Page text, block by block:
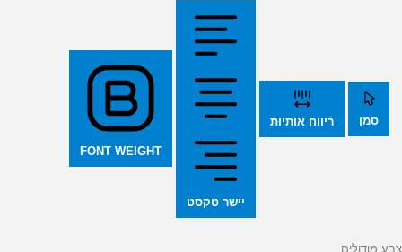
סמן ריווח אותיות
יישר טקסט
FONT WEIGHT
צבע מודולים